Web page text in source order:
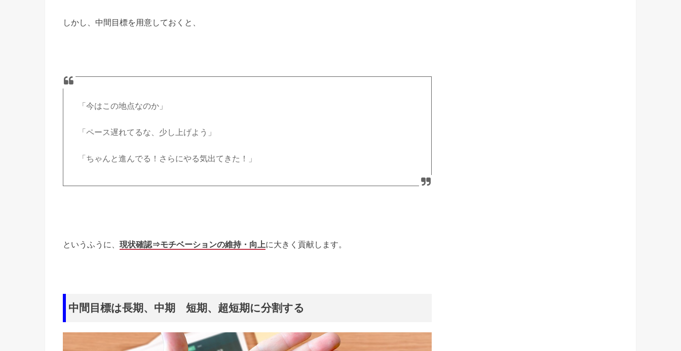
しかし、中間目標を用意しておくと、
「今はこの地点なのか」
「ペース遅れてるな、少し上げよう」
「ちゃんと進んでる！さらにやる気出てきた！」
というふうに、 現状確認⇒モチベーションの維持・向上に大きく貢献します。
中間目標は長期、中期 短期、超短期に分割する